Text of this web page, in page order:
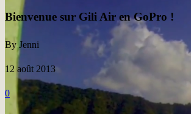
Bienvenue sur Gili Air en GoPro !
By Jenni
12 août 2013
0